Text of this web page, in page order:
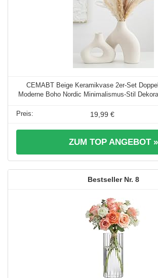
CEMABT Beige Keramikvase 2er-Set
Moderne Boho Nordic Minimalismus-Stil
19,99 €
ZUM TOP ANGEBOT »
8